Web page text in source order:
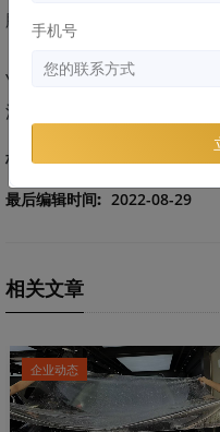
膜，生产处具有长效抗黄
YEECAR立足于国内车主的
汽车膜的生产，为车主提供
标签： 车衣干货
最后编辑时间: 2022-08-29
相关文章
企业动态
手机号